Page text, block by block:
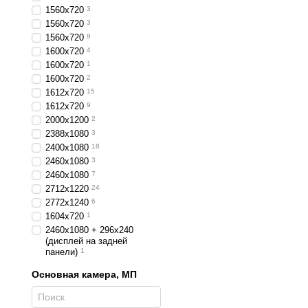
1560x720 3
1560х720 3
1560х720 9
1600x720 4
1600x720 1
1600x720 2
1612x720 15
1612х720 9
2000х1200 2
2388х1080 3
2400х1080 18
2460x1080 3
2460х1080 7
2712х1220 24
2772x1240 6
1604x720 1
2460x1080 + 296x240
(дисплей на задней
панели) 1
Основная камера, МП